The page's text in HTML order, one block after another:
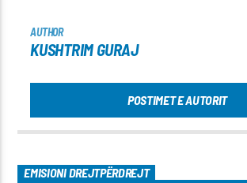
AUTHOR
KUSHTRIM GURAJ
POSTIMET E AUTORIT
EMISIONI DREJTPËRDREJT